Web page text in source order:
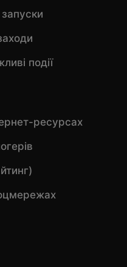
запуски
події
ресурсах